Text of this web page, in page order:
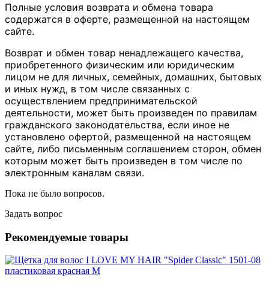
Полные условия возврата и обмена товара
содержатся в оферте, размещенной на настоящем
сайте.
Возврат и обмен товар ненадлежащего качества,
приобретенного физическим или юридическим
лицом не для личных, семейных, домашних, бытовых
и иных нужд, в том числе связанных с
осуществлением предпринимательской
деятельности, может быть произведен по правилам
гражданского законодательства, если иное не
установлено офертой, размещенной на настоящем
сайте, либо письменным соглашением сторон, обмен
которым может быть произведен в том числе по
электронным каналам связи.
Пока не было вопросов.
Задать вопрос
Рекомендуемые товары